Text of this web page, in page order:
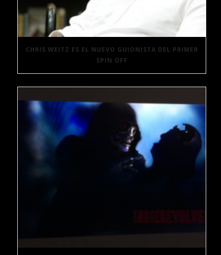
CHRIS WEITZ ES EL NUEVO GUIONISTA DEL PRIMER
SPIN OFF